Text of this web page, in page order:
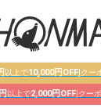
以上で10,000円OFF|クー
以上で2,000円OFF|クー